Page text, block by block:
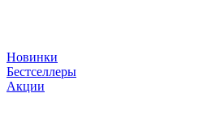
Новинки
Бестселлеры
Акции